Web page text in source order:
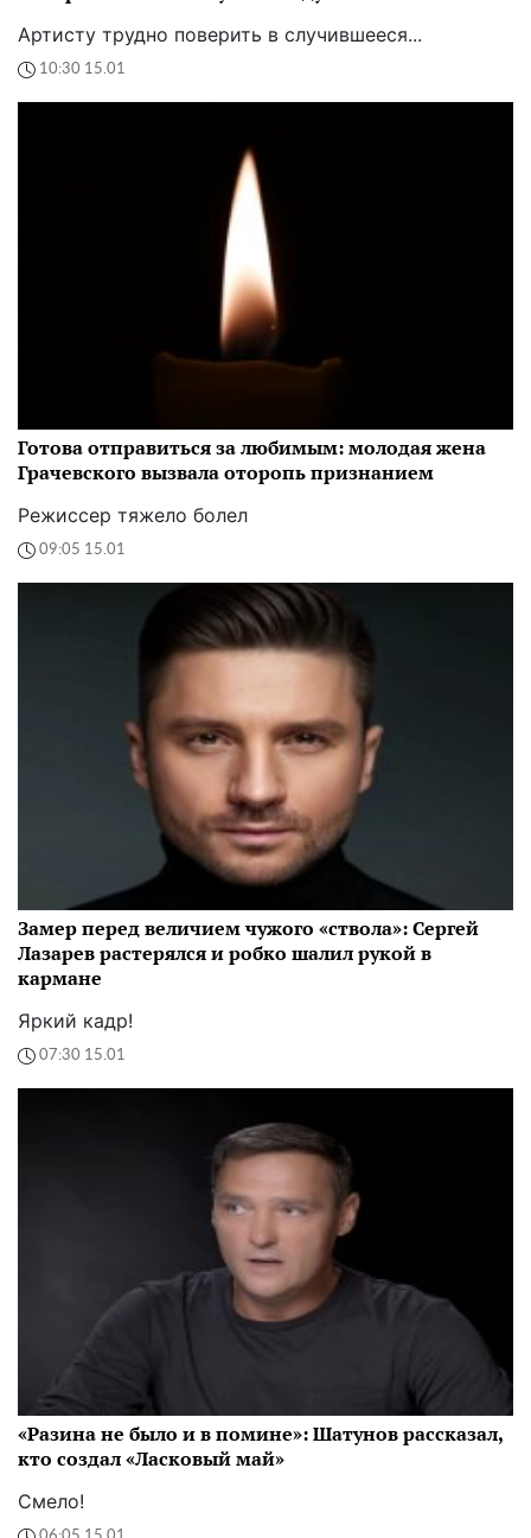
Артисту трудно поверить в случившееся...
10:30 15.01
Готова отправиться за любимым: молодая жена
Грачевского вызвала оторопь признанием
Режиссер тяжело болел
09:05 15.01
Замер перед величием чужого «ствола»: Сергей
Лазарев растерялся и робко шалил рукой в
кармане
Яркий кадр!
07:30 15.01
«Разина не было и в помине»: Шатунов рассказал,
кто создал «Ласковый май»
Смело!